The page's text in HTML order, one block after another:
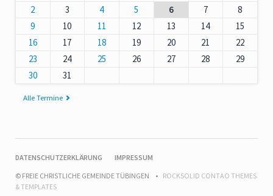
2
3 4 5 6 7
8
9
10 11 12 13 14
15
16
17 18 19 20 21
22
23
24 25 26 27 28
29
30
31
Alle Termine
NAVIGATION
DATENSCHUTZERKLÄRUNG
IMPRESSUM
© FREIE CHRISTLICHE GEMEINDE TÜBINGEN
ROCKSOLID CONTAO THEMES
& TEMPLATES